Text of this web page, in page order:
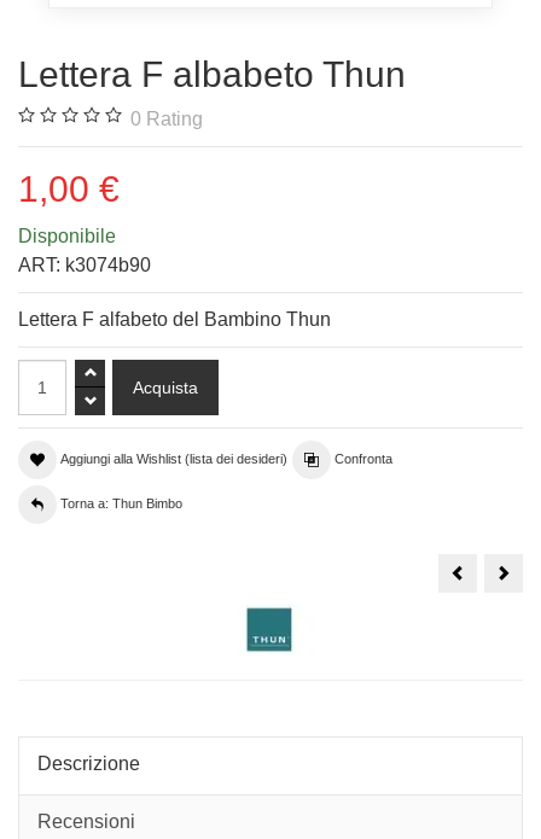
Lettera F albabeto Thun
0 Rating
1,00 €
Disponibile
ART: k3074b90
Lettera F alfabeto del Bambino Thun
Aggiungi alla Wishlist (lista dei desideri) Confronta
Torna a: Thun Bimbo
Lettera
Descrizione
Recensioni